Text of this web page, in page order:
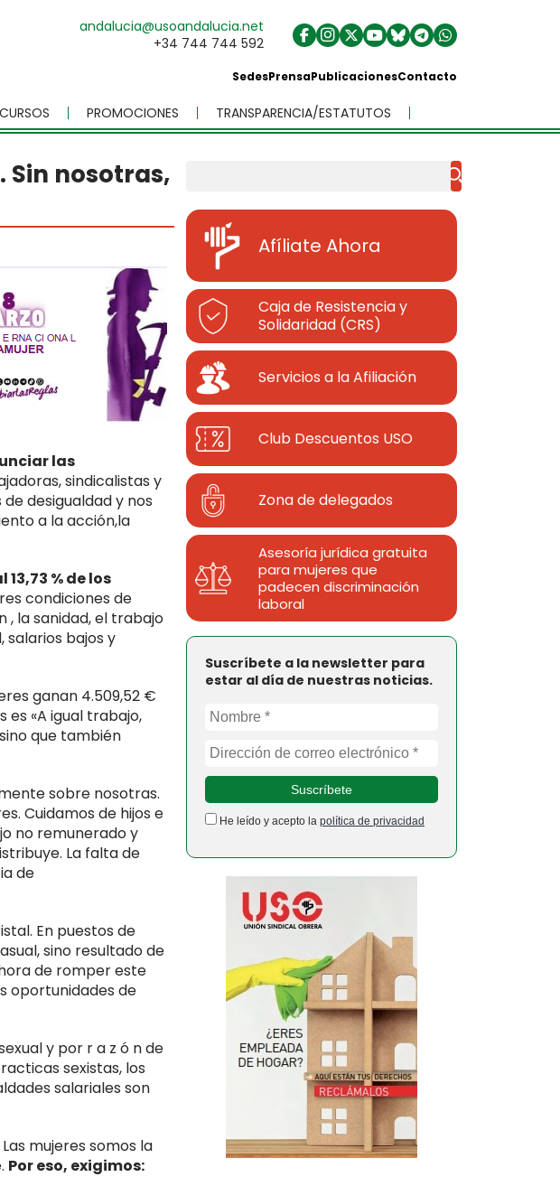
andalucia@usoandalucia.net
+34 744 744 592
SedesPrensaPublicacionesContacto
CURSOS PROMOCIONES TRANSPARENCIA/ESTATUTOS
Sin nosotras,
las
sindicalistas y
desigualdad y nos
a la acción,la
% de los
condiciones de
, la sanidad, el trabajo
bajos y
ganan 4.509,52 €
es «A igual trabajo,
que también
sobre nosotras.
Cuidamos de hijos e
no remunerado y
La falta de
de
En puestos de
sino resultado de
de romper este
oportunidades de
y por r a z ó n de
sexistas, los
salariales son
mujeres somos la
Por eso, exigimos:
Afíliate Ahora
Caja de Resistencia y
Solidaridad (CRS)
Servicios a la Afiliación
Club Descuentos USO
Zona de delegados
Asesoría jurídica gratuita
para mujeres que
padecen discriminación
laboral
Suscríbete a la newsletter para
estar al día de nuestras noticias.
He leído y acepto la política de privacidad